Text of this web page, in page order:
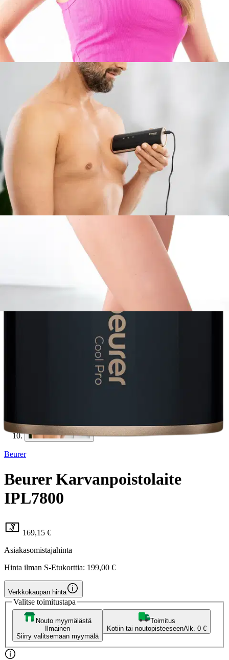
Beurer
Beurer Karvanpoistolaite
IPL7800
169,15 €
Asiakasomistajahinta
Hinta ilman S-Etukorttia: 199,00 €
Verkkokaupan hinta
Valitse toimitustapa
Nouto myymälästä
Ilmainen
Siirry valitsemaan myymälä
Toimitus
Kotiin tai noutopisteeseenAlk. 0 €